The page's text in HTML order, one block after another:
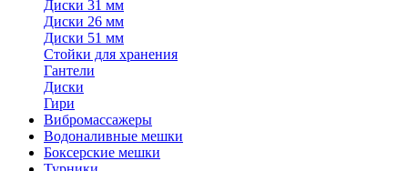
Диски 31 мм
Диски 26 мм
Диски 51 мм
Стойки для хранения
Гантели
Диски
Гири
Вибромассажеры
Водоналивные мешки
Боксерские мешки